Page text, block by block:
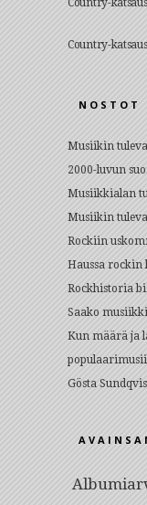
Country-
Country-
NOSTOT
Musiikin
2000-luvun
Musiikkialan
Musiikin
Rockiin
Haussa
Rockhistoria
Saako
Kun määrä ja
Gösta